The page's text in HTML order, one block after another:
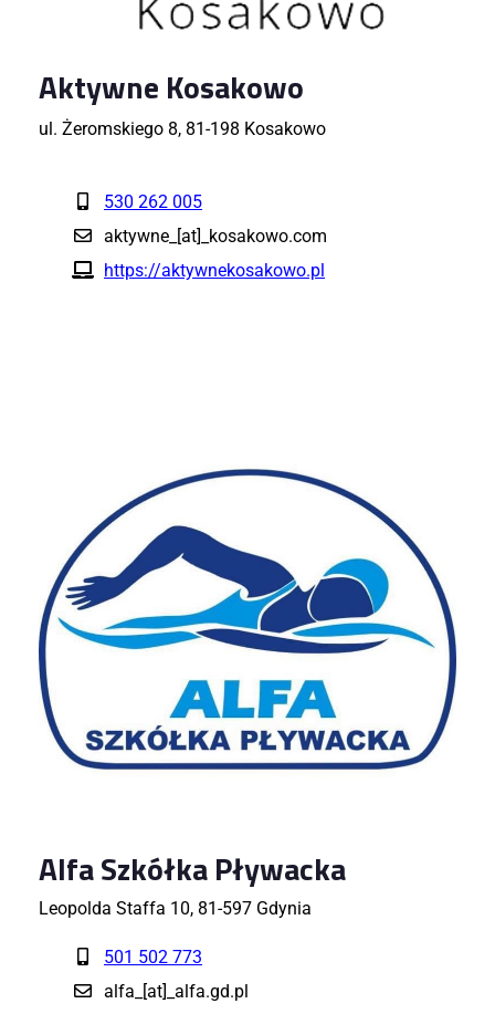
Aktywne Kosakowo
ul. Żeromskiego 8, 81-198 Kosakowo
530 262 005
aktywne_[at]_kosakowo.com
https://aktywnekosakowo.pl
Alfa Szkółka Pływacka
Leopolda Staffa 10, 81-597 Gdynia
501 502 773
alfa_[at]_alfa.gd.pl